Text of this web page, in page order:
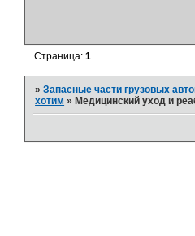
Страница:1
»Запасные части грузовых
хотим » Медицинский уход и